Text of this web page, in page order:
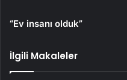
“Ev insanı olduk”
İlgili Makaleler